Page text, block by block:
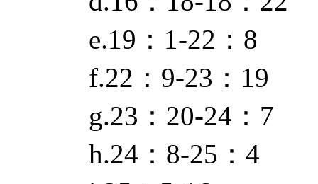
e.19：1-22：8
f.22：9-23：19
g.23：20-24：7
h.24：8-25：4